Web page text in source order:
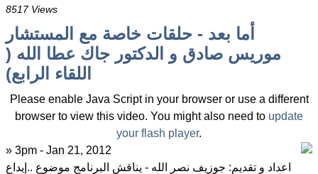
8517 Views
أما بعد - حلقات خاصة مع المستشار
موريس صادق و الدكتور جاك عطا الله (
اللقاء الرابع)
Please enable Java Script in your browser or use a different
browser to view this video. You might also need to update
your flash player.
» 3pm - Jan 21, 2012
اعداد و تقديم: جوزيف نصر الله - يناقش البرنامج موضوع ..إيداع